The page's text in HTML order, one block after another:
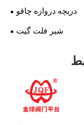
دریچه دروازه چاقو
شیر فلت گیت